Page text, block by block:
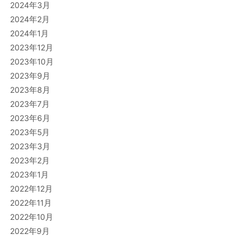
2024年3月
2024年2月
2024年1月
2023年12月
2023年10月
2023年9月
2023年8月
2023年7月
2023年6月
2023年5月
2023年3月
2023年2月
2023年1月
2022年12月
2022年11月
2022年10月
2022年9月